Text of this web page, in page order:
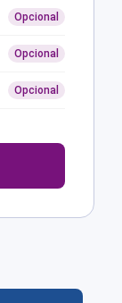
Opcional
Opcional
Opcional